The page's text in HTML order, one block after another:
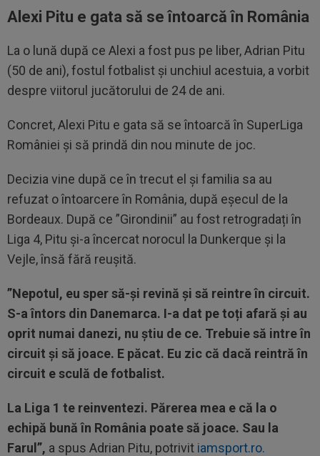
Alexi Pitu e gata să se întoarcă în România
La o lună după ce Alexi a fost pus pe liber, Adrian Pitu
(50 de ani), fostul fotbalist și unchiul acestuia, a vorbit
despre viitorul jucătorului de 24 de ani.
Concret, Alexi Pitu e gata să se întoarcă în SuperLiga
României și să prindă din nou minute de joc.
Decizia vine după ce în trecut el și familia sa au
refuzat o întoarcere în România, după eșecul de la
Bordeaux. După ce ”Girondinii” au fost retrogradați în
Liga 4, Pitu și-a încercat norocul la Dunkerque și la
Vejle, însă fără reușită.
”Nepotul, eu sper să-și revină și să reintre în circuit.
S-a întors din Danemarca. I-a dat pe toți afară și au
oprit numai danezi, nu știu de ce. Trebuie să intre în
circuit și să joace. E păcat. Eu zic că dacă reintră în
circuit e sculă de fotbalist.
La Liga 1 te reinventezi. Părerea mea e că la o
echipă bună în România poate să joace. Sau la
Farul”, a spus Adrian Pitu, potrivit iamsport.ro.